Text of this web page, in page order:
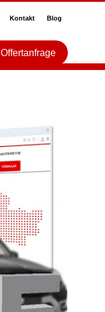
Kontakt Blog
Offertanfrage